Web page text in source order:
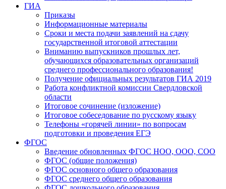
ГИА
Приказы
Информационные материалы
Сроки и места подачи заявлений на сдачу
государственной итоговой аттестации
Вниманию выпускников прошлых лет,
обучающихся образовательных организаций
среднего профессионального образования!
Получение официальных результатов ГИА 2019
Работа конфликтной комиссии Свердловской
области
Итоговое сочинение (изложение)
Итоговое собеседование по русскому языку
Телефоны «горячей линии» по вопросам
подготовки и проведения ЕГЭ
ФГОС
Введение обновленных ФГОС НОО, ООО, СОО
ФГОС (общие положения)
ФГОС основного общего образования
ФГОС среднего общего образования